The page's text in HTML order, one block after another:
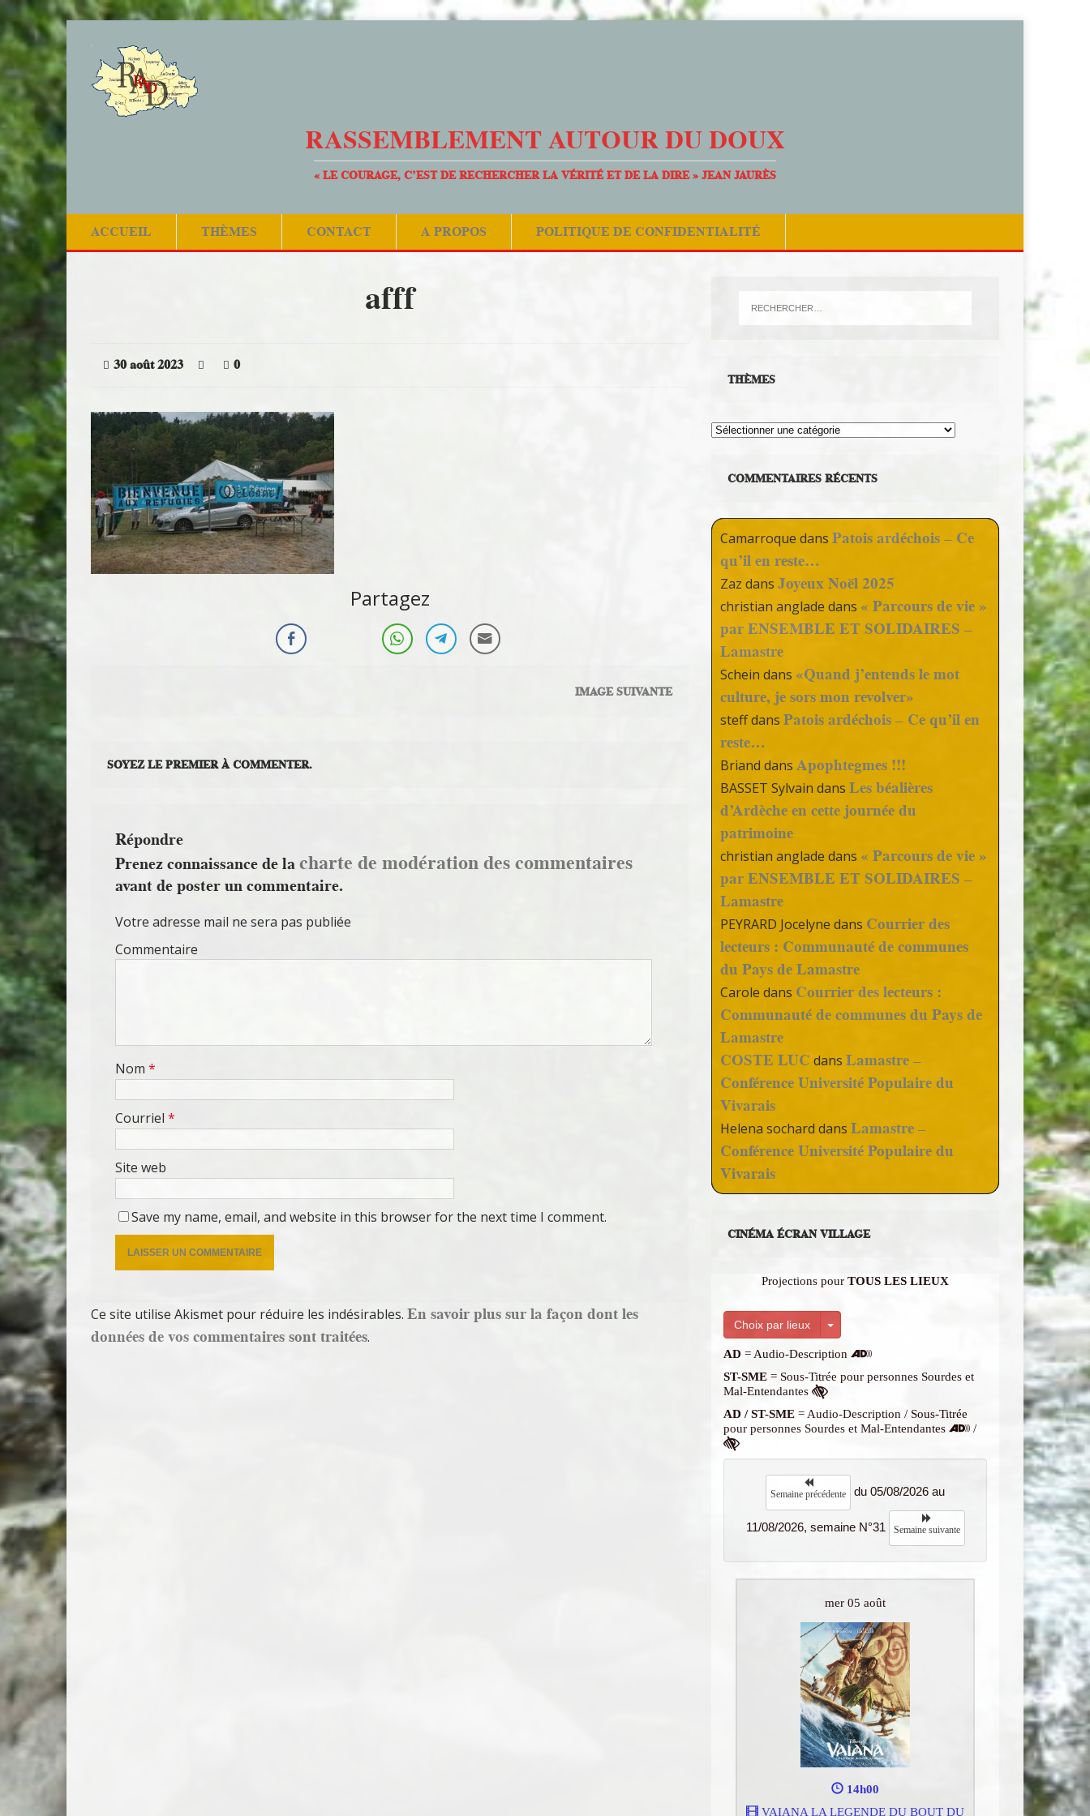
RASSEMBLEMENT AUTOUR DU DOUX
« LE COURAGE, C’EST DE RECHERCHER LA VÉRITÉ ET DE LA DIRE » JEAN JAURÈS
ACCUEIL THÈMES CONTACT A PROPOS POLITIQUE DE CONFIDENTIALITÉ
afff
30 août 2023 0
Partagez
IMAGE SUIVANTE
SOYEZ LE PREMIER À COMMENTER.
Répondre
Prenez connaissance de lacharte de modération des commentaires
avant de poster un commentaire.
Votre adresse mail ne sera pas publiée
Commentaire
Nom *
Courriel *
Site web
Save my name, email, and website in this browser for the next time I comment.
Ce site utilise Akismet pour réduire les indésirables. En savoir plus sur la façon dont les
données de vos commentaires sont traitées.
THÈMES
Thèmes
COMMENTAIRES RÉCENTS
Camarroque dansPatois ardéchois – Ce
qu’il en reste…
Zaz dansJoyeux Noël 2025
christian anglade dans « Parcours de vie »
par ENSEMBLE ET SOLIDAIRES –
Lamastre
Schein dans «Quand j’entends le mot
culture, je sors mon revolver»
steffdansPatois ardéchois – Ce qu’il en
reste…
Briand dansApophtegmes !!!
BASSET Sylvain dansLes béalières
d’Ardèche en cette journée du
patrimoine
christian anglade dans « Parcours de vie »
par ENSEMBLE ET SOLIDAIRES –
Lamastre
PEYRARD Jocelyne dans Courrier des
lecteurs : Communauté de communes
du Pays de Lamastre
Carole dans Courrier des lecteurs :
Communauté de communes du Pays de
Lamastre
COSTE LUC dansLamastre –
Conférence Université Populaire du
Vivarais
Helena sochard dansLamastre –
Conférence Université Populaire du
Vivarais
CINÉMA ÉCRAN VILLAGE